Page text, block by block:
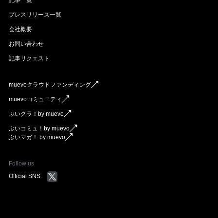
プレスリリース一覧
会社概要
お問い合わせ
記事リクエスト
muevoクラウドファンディング
muevoコミュニティ
ぶいクラ！by muevo
ぶいコミュ！by muevo
ぶいマガ！ by muevo
Follow us
Official SNS